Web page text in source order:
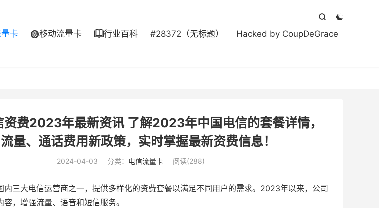


卡 移动流量卡 行业百科 #28372（无标题）
Hacked by CoupDeGrace
资费2023年最新资讯 了解2023年中国电信的套餐详情，
流量、通话费用新政策，实时掌握最新资费信息！
2024-04-03 分类： 电信流量卡 阅读(288)
内三大电信运营商之一，提供多样化的资费套餐以满足不同用户的需求。2023年以来，公司
容，增强流量、语音和短信服务。